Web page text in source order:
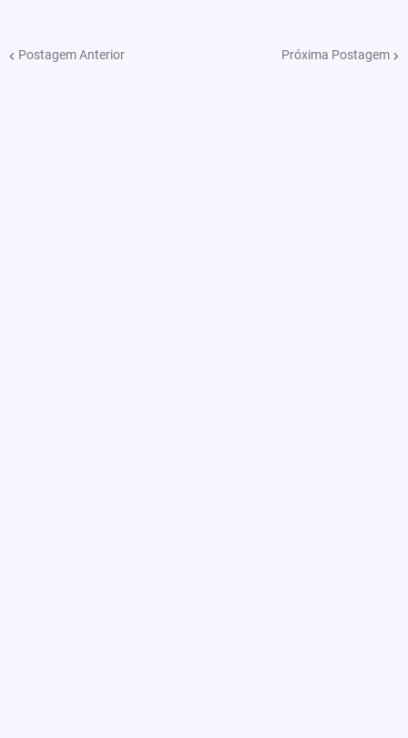
Postagem Anterior Próxima Postagem